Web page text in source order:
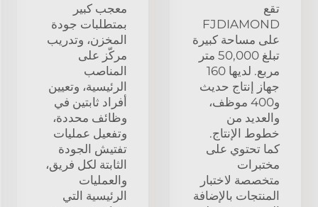
تقع
FJDIAMOND
على مساحة كبيرة
تبلغ 50,000 متر
مربع. لديها 160
جهاز إنتاج حديث
و400 موظف،
والعديد من
خطوط الإنتاج.
كما تحتوي على
مختبرات
متخصصة لاختبار
المنتجات بالإضافة
معجب كبير
بمتطلبات جودة
المخزن، وتدريب
مركّز على
المناصب
الرئيسية، وتعيين
أفراد ثابتين في
وظائف محددة،
وتفعيل عمليات
تفتيش الجودة
الثابتة لكل فريق،
والعمليات
الرئيسية التي